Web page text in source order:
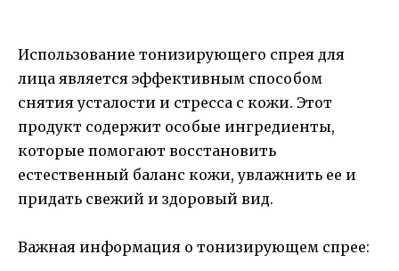
Использование тонизирующего спрея для
лица является эффективным способом
снятия усталости и стресса с кожи. Этот
продукт содержит особые ингредиенты,
которые помогают восстановить
естественный баланс кожи, увлажнить ее и
придать свежий и здоровый вид.
Важная информация о тонизирующем спрее: